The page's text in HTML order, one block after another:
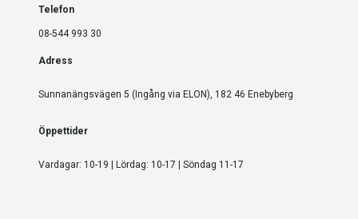
Telefon
08-544 993 30
Adress
Sunnanängsvägen 5 (Ingång via ELON), 182 46 Enebyberg
Öppettider
Vardagar: 10-19 | Lördag: 10-17 | Söndag 11-17